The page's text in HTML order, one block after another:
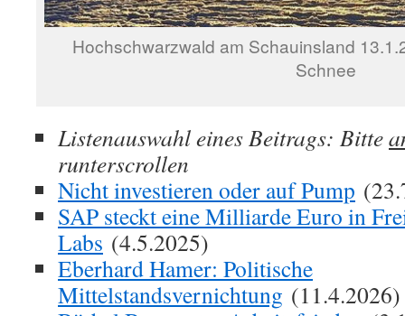
Hochschwarzwald am Schauinsland
Schnee
Listenauswahl eines Beitrags: Bitte
runterscrollen
Nicht investieren oder auf Pump
SAP steckt eine Milliarde Euro in
Labs (4.5.2025)
Eberhard Hamer: Politische
Mittelstandsvernichtung (11.4.2026)